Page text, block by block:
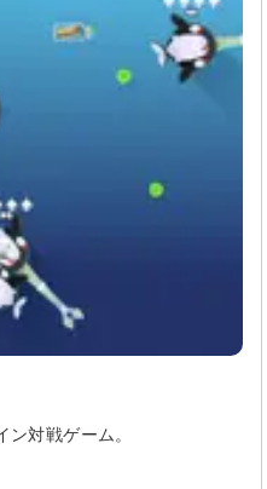
対戦ゲーム。